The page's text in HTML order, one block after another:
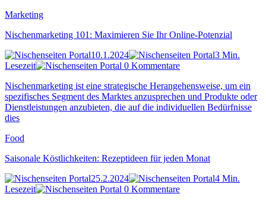
Marketing
Nischenmarketing 101: Maximieren Sie Ihr Online-Potenzial
10.1.2024
3 Min.
Lesezeit
0 Kommentare
Nischenmarketing ist eine strategische Herangehensweise, um ein
spezifisches Segment des Marktes anzusprechen und Produkte oder
Dienstleistungen anzubieten, die auf die individuellen Bedürfnisse
dies
Food
Saisonale Köstlichkeiten: Rezeptideen für jeden Monat
25.2.2024
4 Min.
Lesezeit
0 Kommentare